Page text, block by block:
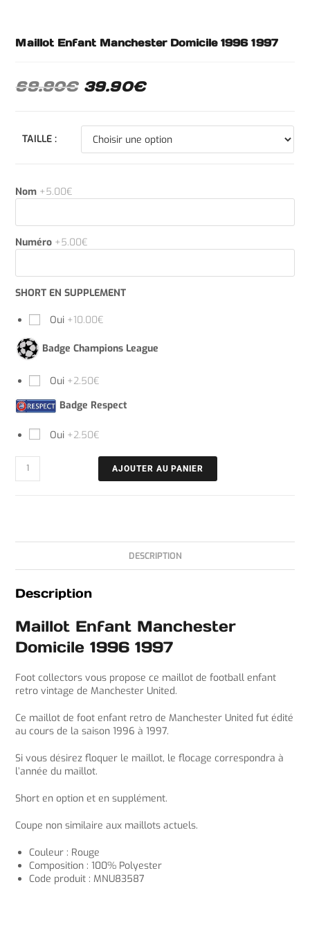
Maillot Enfant Manchester Domicile 1996 1997
69.90€ 39.90€
TAILLE :
Nom +5.00€
Numéro +5.00€
SHORT EN SUPPLEMENT
Oui +10.00€
Badge Champions League
Oui +2.50€
Badge Respect
Oui +2.50€
AJOUTER AU PANIER
DESCRIPTION
Description
Maillot Enfant Manchester
Domicile 1996 1997
Foot collectors vous propose ce maillot de football enfant
retro vintage de Manchester United.
Ce maillot de foot enfant retro de Manchester United fut édité
au cours de la saison 1996 à 1997.
Si vous désirez floquer le maillot, le flocage correspondra à
l’année du maillot.
Short en option et en supplément.
Coupe non similaire aux maillots actuels.
Couleur : Rouge
Composition : 100% Polyester
Code produit : MNU83587